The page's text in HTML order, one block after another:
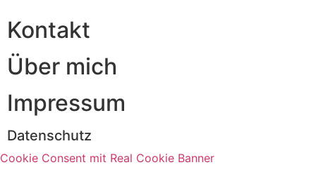
Kontakt
Über mich
Impressum
Datenschutz
Cookie Consent mit Real Cookie Banner